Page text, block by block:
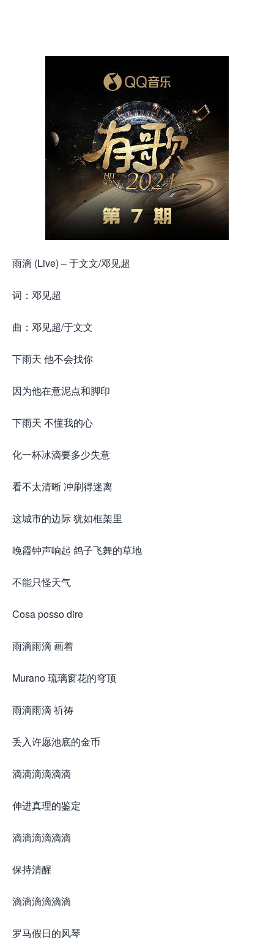
雨滴 (Live) – 于文文/邓见超
词：邓见超
曲：邓见超/于文文
下雨天 他不会找你
因为他在意泥点和脚印
下雨天 不懂我的心
化一杯冰滴要多少失意
看不太清晰 冲刷得迷离
这城市的边际 犹如框架里
晚霞钟声响起 鸽子飞舞的草地
不能只怪天气
Cosa posso dire
雨滴雨滴 画着
Murano 琉璃窗花的穹顶
雨滴雨滴 祈祷
丢入许愿池底的金币
滴滴滴滴滴滴
伸进真理的鉴定
滴滴滴滴滴滴
保持清醒
滴滴滴滴滴滴
罗马假日的风琴